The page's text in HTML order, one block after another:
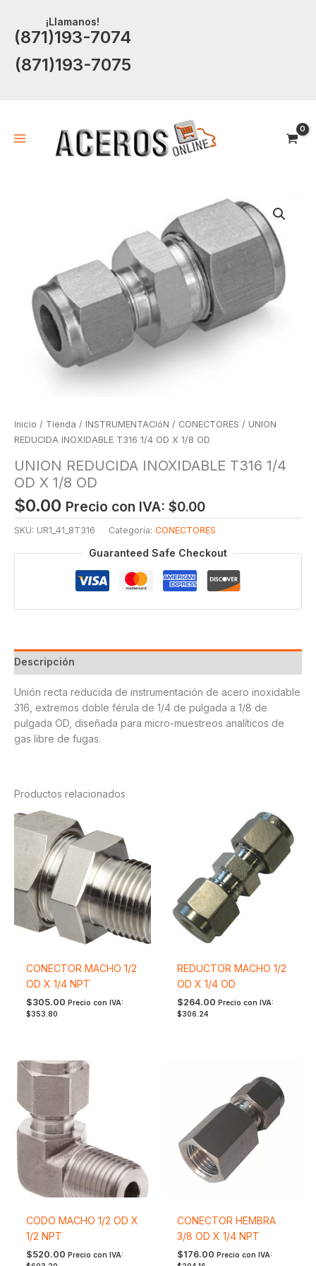
contenido
¡Llamanos!
(871)193-7074
(871)193-7075
Inicio / Tienda / INSTRUMENTACIóN / CONECTORES / UNION
REDUCIDA INOXIDABLE T316 1/4 OD X 1/8 OD
UNION REDUCIDA INOXIDABLE T316 1/4
OD X 1/8 OD
$0.00 Precio con IVA: $0.00
SKU: UR1_41_8T316 Categoría: CONECTORES
Guaranteed Safe Checkout
Descripción
Unión recta reducida de instrumentación de acero inoxidable
316, extremos doble férula de 1/4 de pulgada a 1/8 de
pulgada OD, diseñada para micro-muestreos analíticos de
gas libre de fugas.
Productos relacionados
CONECTOR MACHO 1/2
OD X 1/4 NPT
$305.00 Precio con IVA:
$353.80
REDUCTOR MACHO 1/2
OD X 1/4 OD
$264.00 Precio con IVA:
$306.24
CODO MACHO 1/2 OD X
1/2 NPT
$520.00 Precio con IVA:
CONECTOR HEMBRA
3/8 OD X 1/4 NPT
$176.00 Precio con IVA: